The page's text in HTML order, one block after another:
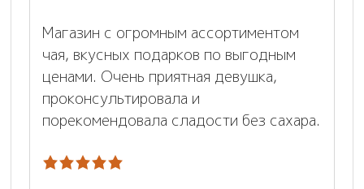
Магазин с огромным ассортиментом
чая, вкусных подарков по выгодным
ценами. Очень приятная девушка,
проконсультировала и
порекомендовала сладости без сахара.